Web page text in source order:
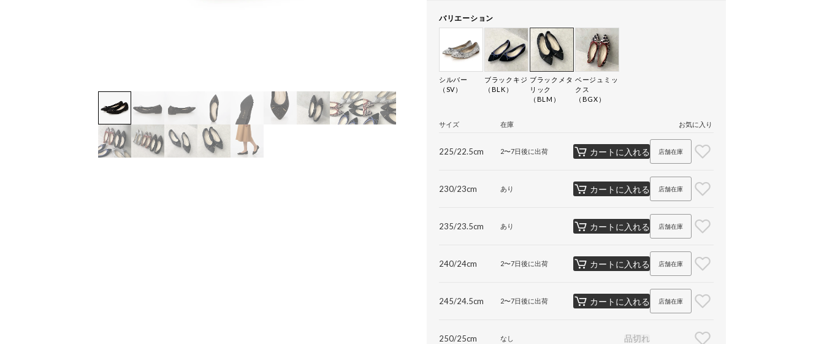
バリエーション
シルバー
（SV）
ブラックキジ
（BLK）
ブラックメタ
リック
（BLM）
ベージュミッ
クス
（BGX）
サイズ 在庫 お気に入り
225/22.5cm 2〜7日後に出荷 カートに入れる 店舗在庫
230/23cm あり カートに入れる 店舗在庫
235/23.5cm あり カートに入れる 店舗在庫
240/24cm 2〜7日後に出荷 カートに入れる 店舗在庫
245/24.5cm 2〜7日後に出荷 カートに入れる 店舗在庫
250/25cm なし 品切れ